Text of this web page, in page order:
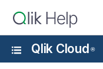
Qlik Cloud ®